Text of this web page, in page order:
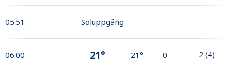
05:51 Soluppgång
06:00 21° 21° 0 2 (4)